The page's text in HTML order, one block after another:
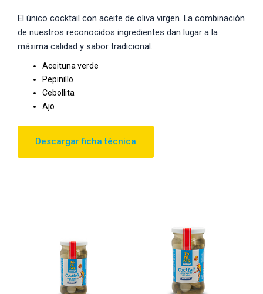
El único cocktail con aceite de oliva virgen. La combinación
de nuestros reconocidos ingredientes dan lugar a la
máxima calidad y sabor tradicional.
Aceituna verde
Pepinillo
Cebollita
Ajo
Descargar ficha técnica